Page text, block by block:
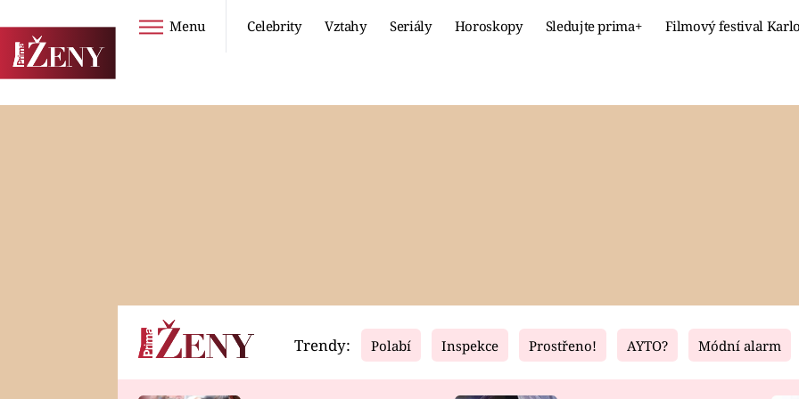
Menu Celebrity Vztahy Seriály Horoskopy Sledujte prima+ Filmový festival
Horoskopy Video Fresh Living
Trendy: Polabí Inspekce Prostřeno! AYTO? Módní alarm